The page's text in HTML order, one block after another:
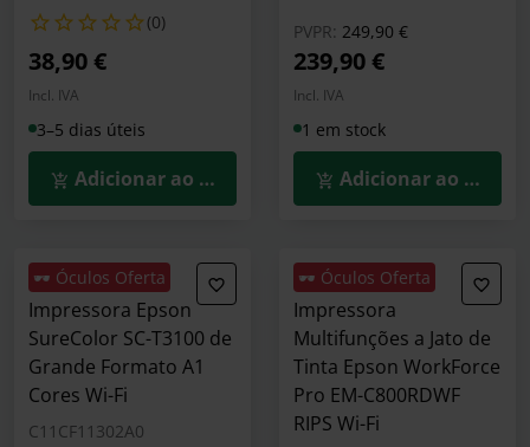
(0)
38,90 €
Incl. IVA
3–5 dias úteis
Adicionar ao Carrinho
PVPR: Preço reduzido de
249,90 €para
239,90 €
Incl. IVA
1 em stock
Adicionar ao
🕶️ Óculos Oferta
Impressora Epson
SureColor SC-T3100 de
Grande Formato A1
Cores Wi-Fi
C11CF11302A0
🕶️ Óculos Oferta
Impressora
Multifunções a Jato de
Tinta Epson WorkForce
Pro EM-C800RDWF
RIPS Wi-Fi